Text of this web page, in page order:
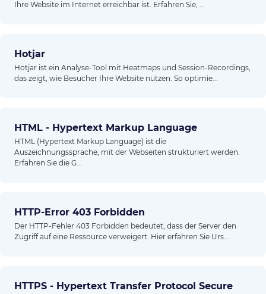
Ihre Website im Internet erreichbar ist. Erfahren Sie, ...
Hotjar
Hotjar ist ein Analyse-Tool mit Heatmaps und Session-Recordings,
das zeigt, wie Besucher Ihre Website nutzen. So optimie...
HTML - Hypertext Markup Language
HTML (Hypertext Markup Language) ist die
Auszeichnungssprache, mit der Webseiten strukturiert werden.
Erfahren Sie die G...
HTTP-Error 403 Forbidden
Der HTTP-Fehler 403 Forbidden bedeutet, dass der Server den
Zugriff auf eine Ressource verweigert. Hier erfahren Sie Urs...
HTTPS - Hypertext Transfer Protocol Secure